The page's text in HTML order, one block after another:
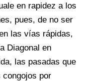
en rapidez a los
pues, de no ser
las vías rápidas,
Diagonal en
las pasadas que
congojos por